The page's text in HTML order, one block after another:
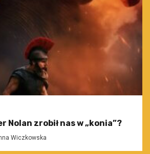
Nolan zrobił nas w „konia”?
Wiczkowska